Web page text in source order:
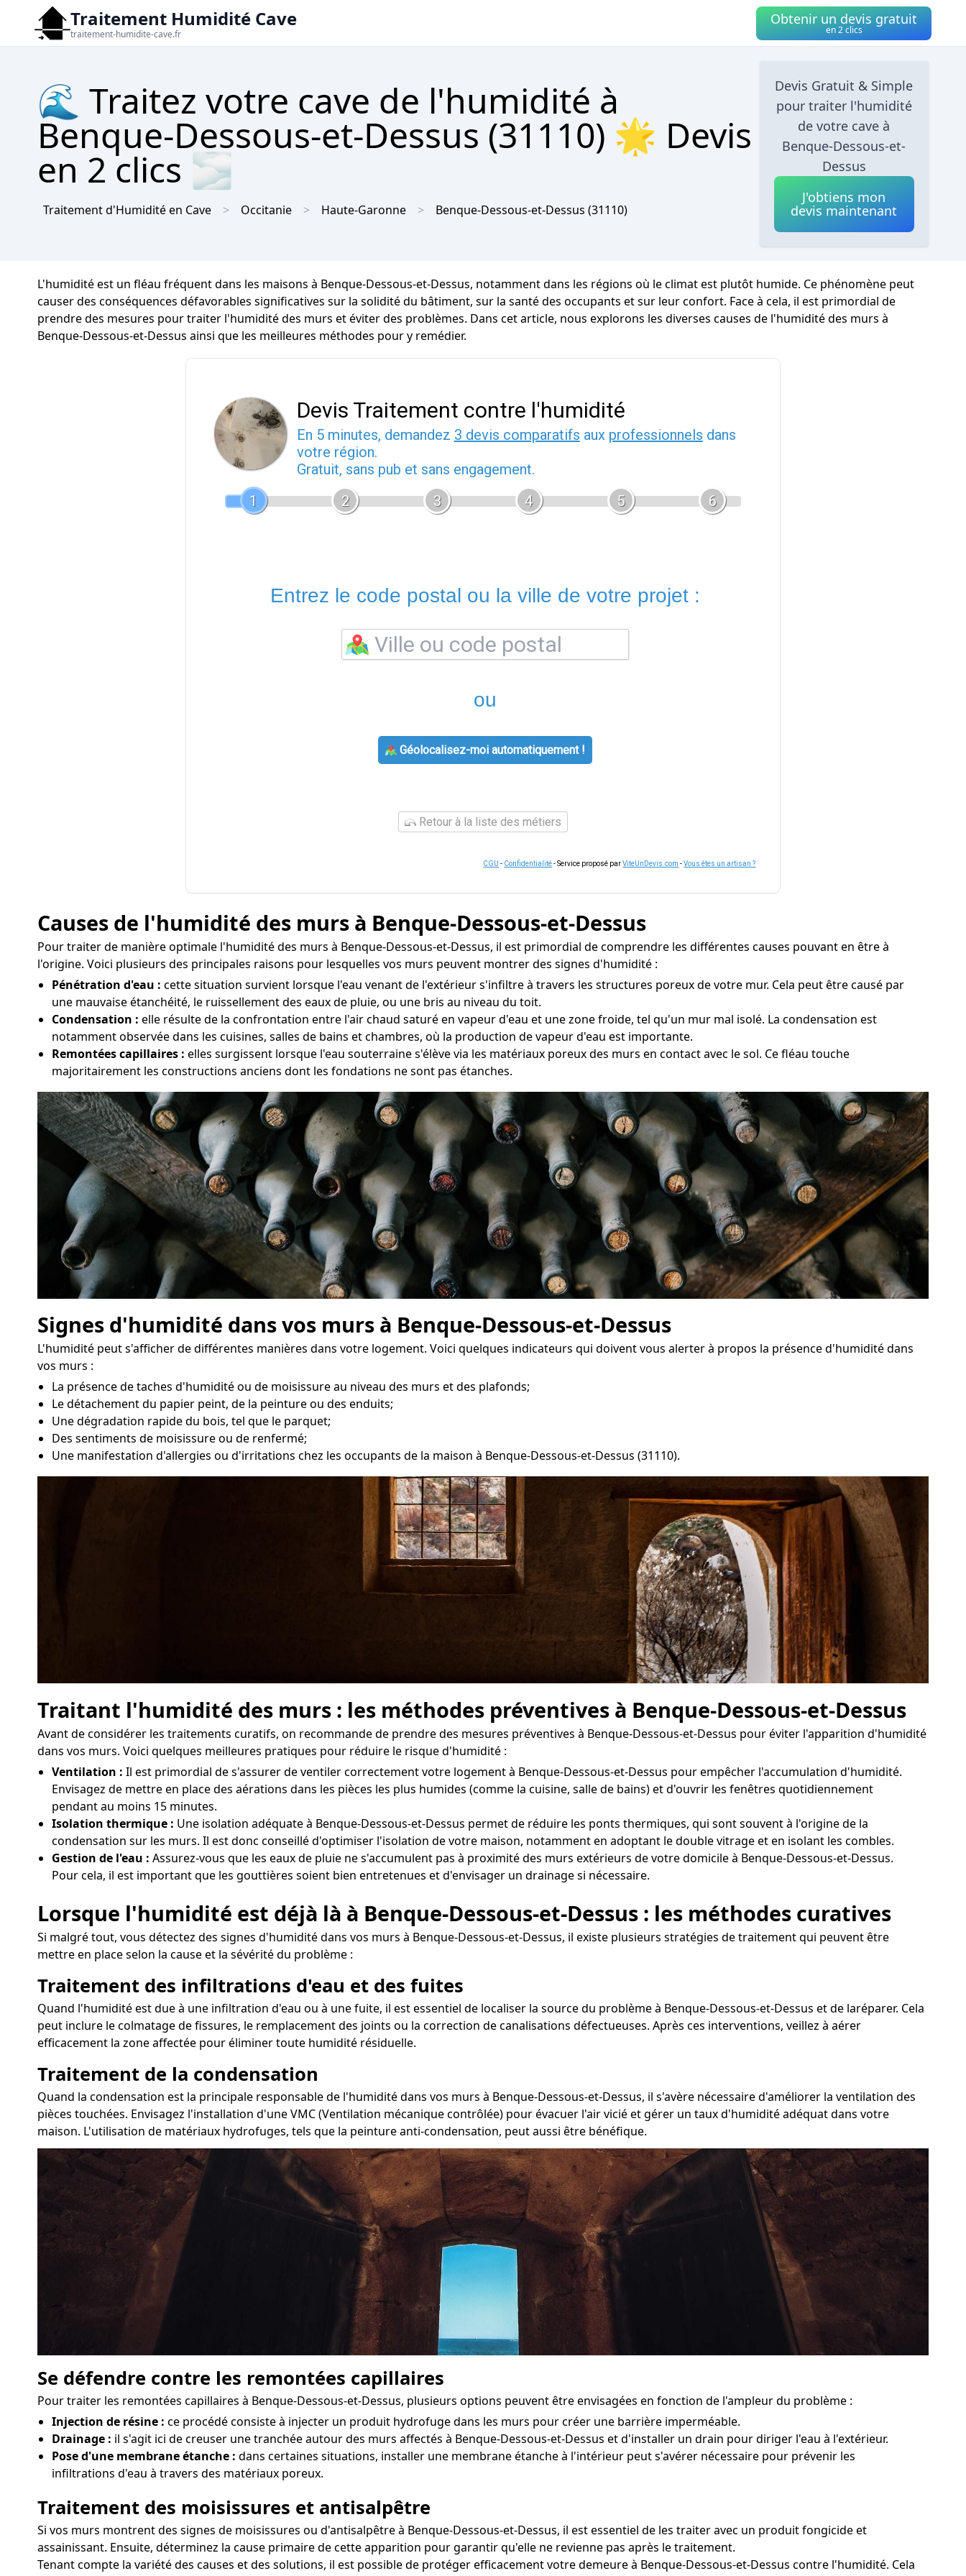
Traitement Humidité Cave
traitement-humidite-cave.fr
Obtenir un devis gratuit
en 2 clics
🌊 Traitez votre cave de l'humidité à
Benque-Dessous-et-Dessus (31110) 🌟 Devis
en 2 clics 🌫
Traitement d'Humidité en Cave Occitanie Haute-Garonne Benque-Dessous-et-Dessus (31110)
Devis Gratuit & Simple
pour traiter l'humidité
de votre cave à
Benque-Dessous-et-
Dessus
J'obtiens mon
devis maintenant
L'humidité est un fléau fréquent dans les maisons à Benque-Dessous-et-Dessus, notamment dans les régions où le climat est plutôt humide. Ce phénomène peut
causer des conséquences défavorables significatives sur la solidité du bâtiment, sur la santé des occupants et sur leur confort. Face à cela, il est primordial de
prendre des mesures pour traiter l'humidité des murs et éviter des problèmes. Dans cet article, nous explorons les diverses causes de l'humidité des murs à
Benque-Dessous-et-Dessus ainsi que les meilleures méthodes pour y remédier.
Devis Traitement contre l'humidité
En 5 minutes, demandez 3 devis comparatifs aux professionnels dans
votre région.
Gratuit, sans pub et sans engagement.
1
2 3 4 5 6
Entrez le code postal ou la ville de votre projet :
ou
Géolocalisez-moi automatiquement !
Retour à la liste des métiers
CGU - Confidentialité- Service proposé parViteUnDevis.com -Vous êtes un artisan ?
Causes de l'humidité des murs à Benque-Dessous-et-Dessus
Pour traiter de manière optimale l'humidité des murs à Benque-Dessous-et-Dessus, il est primordial de comprendre les différentes causes pouvant en être à
l'origine. Voici plusieurs des principales raisons pour lesquelles vos murs peuvent montrer des signes d'humidité :
Pénétration d'eau : cette situation survient lorsque l'eau venant de l'extérieur s'infiltre à travers les structures poreux de votre mur. Cela peut être causé par
une mauvaise étanchéité, le ruissellement des eaux de pluie, ou une bris au niveau du toit.
Condensation : elle résulte de la confrontation entre l'air chaud saturé en vapeur d'eau et une zone froide, tel qu'un mur mal isolé. La condensation est
notamment observée dans les cuisines, salles de bains et chambres, où la production de vapeur d'eau est importante.
Remontées capillaires : elles surgissent lorsque l'eau souterraine s'élève via les matériaux poreux des murs en contact avec le sol. Ce fléau touche
majoritairement les constructions anciens dont les fondations ne sont pas étanches.
Signes d'humidité dans vos murs à Benque-Dessous-et-Dessus
L'humidité peut s'afficher de différentes manières dans votre logement. Voici quelques indicateurs qui doivent vous alerter à propos la présence d'humidité dans
vos murs :
La présence de taches d'humidité ou de moisissure au niveau des murs et des plafonds;
Le détachement du papier peint, de la peinture ou des enduits;
Une dégradation rapide du bois, tel que le parquet;
Des sentiments de moisissure ou de renfermé;
Une manifestation d'allergies ou d'irritations chez les occupants de la maison à Benque-Dessous-et-Dessus (31110).
Traitant l'humidité des murs : les méthodes préventives à Benque-Dessous-et-Dessus
Avant de considérer les traitements curatifs, on recommande de prendre des mesures préventives à Benque-Dessous-et-Dessus pour éviter l'apparition d'humidité
dans vos murs. Voici quelques meilleures pratiques pour réduire le risque d'humidité :
Ventilation : Il est primordial de s'assurer de ventiler correctement votre logement à Benque-Dessous-et-Dessus pour empêcher l'accumulation d'humidité.
Envisagez de mettre en place des aérations dans les pièces les plus humides (comme la cuisine, salle de bains) et d'ouvrir les fenêtres quotidiennement
pendant au moins 15 minutes.
Isolation thermique : Une isolation adéquate à Benque-Dessous-et-Dessus permet de réduire les ponts thermiques, qui sont souvent à l'origine de la
condensation sur les murs. Il est donc conseillé d'optimiser l'isolation de votre maison, notamment en adoptant le double vitrage et en isolant les combles.
Gestion de l'eau : Assurez-vous que les eaux de pluie ne s'accumulent pas à proximité des murs extérieurs de votre domicile à Benque-Dessous-et-Dessus.
Pour cela, il est important que les gouttières soient bien entretenues et d'envisager un drainage si nécessaire.
Lorsque l'humidité est déjà là à Benque-Dessous-et-Dessus : les méthodes curatives
Si malgré tout, vous détectez des signes d'humidité dans vos murs à Benque-Dessous-et-Dessus, il existe plusieurs stratégies de traitement qui peuvent être
mettre en place selon la cause et la sévérité du problème :
Traitement des infiltrations d'eau et des fuites
Quand l'humidité est due à une infiltration d'eau ou à une fuite, il est essentiel de localiser la source du problème à Benque-Dessous-et-Dessus et de laréparer. Cela
peut inclure le colmatage de fissures, le remplacement des joints ou la correction de canalisations défectueuses. Après ces interventions, veillez à aérer
efficacement la zone affectée pour éliminer toute humidité résiduelle.
Traitement de la condensation
Quand la condensation est la principale responsable de l'humidité dans vos murs à Benque-Dessous-et-Dessus, il s'avère nécessaire d'améliorer la ventilation des
pièces touchées. Envisagez l'installation d'une VMC (Ventilation mécanique contrôlée) pour évacuer l'air vicié et gérer un taux d'humidité adéquat dans votre
maison. L'utilisation de matériaux hydrofuges, tels que la peinture anti-condensation, peut aussi être bénéfique.
Se défendre contre les remontées capillaires
Pour traiter les remontées capillaires à Benque-Dessous-et-Dessus, plusieurs options peuvent être envisagées en fonction de l'ampleur du problème :
Injection de résine : ce procédé consiste à injecter un produit hydrofuge dans les murs pour créer une barrière imperméable.
Drainage : il s'agit ici de creuser une tranchée autour des murs affectés à Benque-Dessous-et-Dessus et d'installer un drain pour diriger l'eau à l'extérieur.
Pose d'une membrane étanche : dans certaines situations, installer une membrane étanche à l'intérieur peut s'avérer nécessaire pour prévenir les
infiltrations d'eau à travers des matériaux poreux.
Traitement des moisissures et antisalpêtre
Si vos murs montrent des signes de moisissures ou d'antisalpêtre à Benque-Dessous-et-Dessus, il est essentiel de les traiter avec un produit fongicide et
assainissant. Ensuite, déterminez la cause primaire de cette apparition pour garantir qu'elle ne revienne pas après le traitement.
Tenant compte la variété des causes et des solutions, il est possible de protéger efficacement votre demeure à Benque-Dessous-et-Dessus contre l'humidité. Cela